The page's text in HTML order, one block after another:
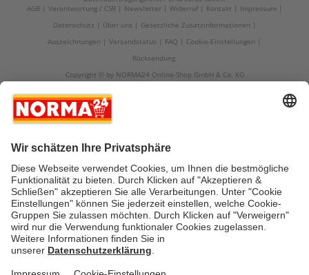
AGB
Verantwortung / CSR Newsletter Widerruf Kontakt
Impressum
Datenschutz
Über uns
Gesetzliche Zusatzinformationen
Auszeichnungen
Versandstatus FAQ
Cookie-Einstellungen
Rücksendung
Copyright © by NORMA24 Online-Shop GmbH & Co. KG